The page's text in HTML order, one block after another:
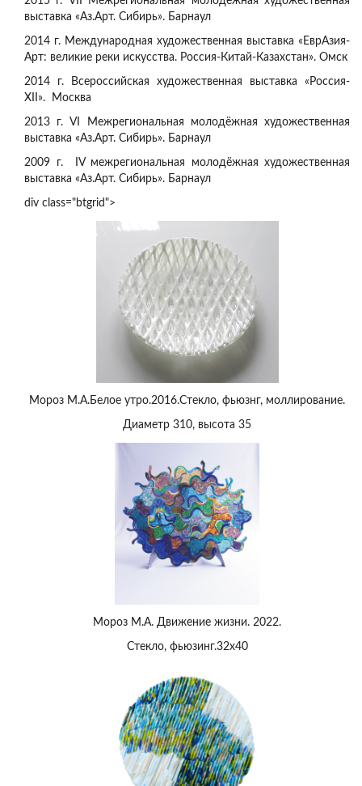
выставка «Аз.Арт. Сибирь». Барнаул
2014 г. Международная художественная выставка «ЕврАзия-
Арт: великие реки искусства. Россия-Китай-Казахстан». Омск
2014 г. Всероссийская художественная выставка «Россия-
XII». Москва
2013 г. VI Межрегиональная молодёжная художественная
выставка «Аз.Арт. Сибирь». Барнаул
2009 г. IV межрегиональная молодёжная художественная
выставка «Аз.Арт. Сибирь». Барнаул
div class="btgrid">
Мороз М.А.Белое утро.2016.Стекло, фьюзнг, моллирование.
Диаметр 310, высота 35
Мороз М.А. Движение жизни. 2022.
Стекло, фьюзинг.32х40